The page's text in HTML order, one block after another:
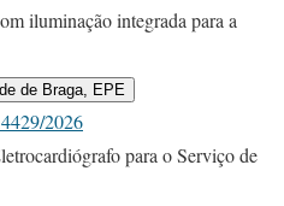
iluminação integrada para a
de Braga, EPE
2026
para o Serviço de